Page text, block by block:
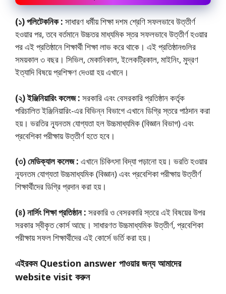
(১) পলিটেকনিক : সাধারণ ধর্মীয় শিক্ষা দশম শ্রেণি সফলভাবে উত্তীর্ণ
হওয়ার পর, তবে বর্তমানে উচ্চতর মাধ্যমিক স্তর সফলভাবে উত্তীর্ণ হওয়ার
পর এই প্রতিষ্ঠানে শিক্ষার্থী শিক্ষা লাভ করে থাকে। এই প্রতিষ্ঠানগুলির
সময়কাল ৩ বছর। সিভিল, মেকানিকাল, ইলেকট্রিকাল, মাইনিং, মুদ্রণ
ইত্যাদি বিষয়ে প্রশিক্ষণ দেওয়া হয় এখানে।
(২) ইঞ্জিনিয়ারিং কলেজ : সরকারি এবং বেসরকারি প্রতিষ্ঠান কর্তৃক
পরিচালিত ইঞ্জিনিয়ারিং-এর বিভিন্ন বিভাগে এখানে ডিগ্রি স্তরে পাঠদান করা
হয়। ভরতির ন্যূনতম যােগ্যতা হল উচ্চমাধ্যমিক (বিজ্ঞান বিভাগ) এবং
প্রবেশিকা পরীক্ষায় উত্তীর্ণ হতে হবে।
(৩) মেডিক্যাল কলেজ : এখানে চিকিৎসা বিদ্যা পড়ানো হয়। ভরতি হওয়ার
ন্যূনতম যোগ্যতা উচ্চমাধ্যমিক (বিজ্ঞান) এবং প্রবেশিকা পরীক্ষায় উত্তীর্ণ
শিক্ষার্থীদের ডিগ্রি প্রদান করা হয়।
(৪) নার্সিং শিক্ষা প্রতিষ্ঠান : সরকারি ও বেসরকারি স্তরে এই বিষয়ের উপর
সরকার স্বীকৃত কোর্স আছে। সাধারণত উচ্চমাধ্যমিক উত্তীর্ণ, প্রবেশিকা
পরীক্ষায় সফল শিক্ষার্থীদের এই কোর্সে ভর্তি করা হয়।
এইরকম Question answer পাওয়ার জন্য আমাদের
website visit করুন